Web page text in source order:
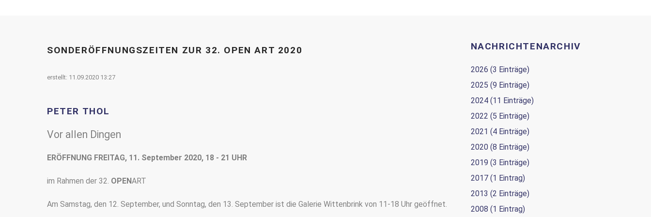
SONDERÖFFNUNGSZEITEN ZUR 32. OPEN ART 2020
11.09.2020 13:27
PETER THOL
Vor allen Dingen
ERÖFFNUNG FREITAG, 11. September 2020, 18 - 21 UHR
im Rahmen der 32. OPENART
Am Samstag, den 12. September, und Sonntag, den 13. September ist die Galerie Wittenbrink von 11-18 Uhr geöffnet.
NACHRICHTENARCHIV
2026 (3 Einträge)
2025 (9 Einträge)
2024 (11 Einträge)
2022 (5 Einträge)
2021 (4 Einträge)
2020 (8 Einträge)
2019 (3 Einträge)
2017 (1 Eintrag)
2013 (2 Einträge)
2008 (1 Eintrag)